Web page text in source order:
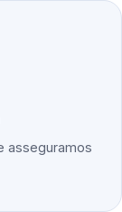
asseguramos